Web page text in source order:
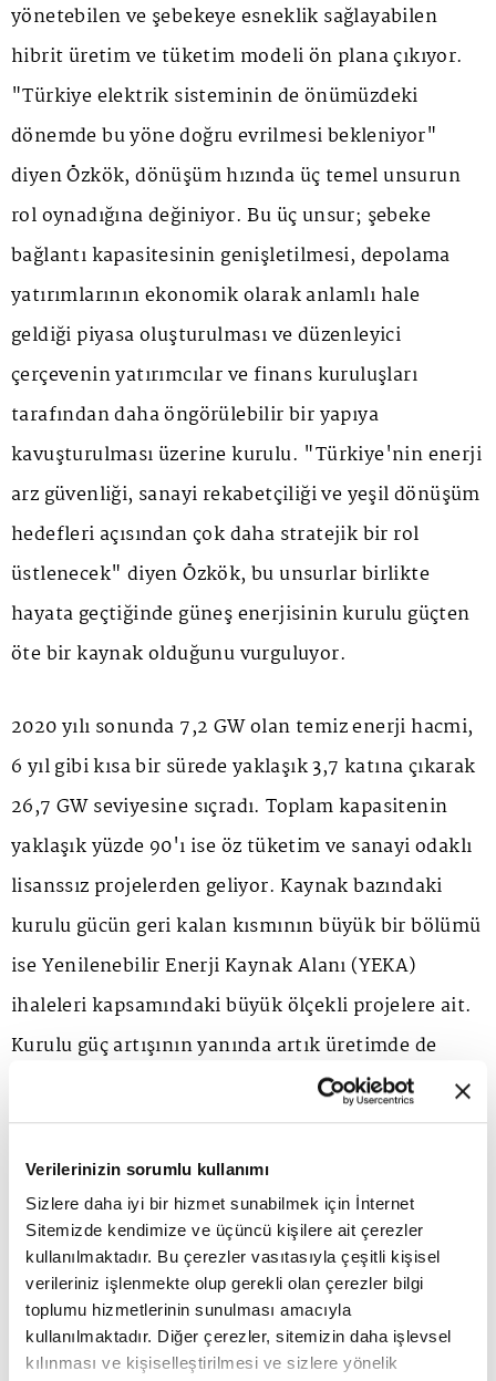
Verilerinizin sorumlu kullanımı
Sizlere daha iyi bir hizmet sunabilmek için İnternet
Sitemizde kendimize ve üçüncü kişilere ait çerezler
kullanılmaktadır. Bu çerezler vasıtasıyla çeşitli kişisel
verileriniz işlenmekte olup gerekli olan çerezler bilgi
toplumu hizmetlerinin sunulması amacıyla
kullanılmaktadır. Diğer çerezler, sitemizin daha işlevsel
kılınması ve kişiselleştirilmesi ve sizlere yönelik
yönetebilen ve şebekeye esneklik sağlayabilen
hibrit üretim ve tüketim modeli ön plana çıkıyor.
"Türkiye elektrik sisteminin de önümüzdeki
dönemde bu yöne doğru evrilmesi bekleniyor"
diyen Özkök, dönüşüm hızında üç temel unsurun
rol oynadığına değiniyor. Bu üç unsur; şebeke
bağlantı kapasitesinin genişletilmesi, depolama
yatırımlarının ekonomik olarak anlamlı hale
geldiği piyasa oluşturulması ve düzenleyici
çerçevenin yatırımcılar ve finans kuruluşları
tarafından daha öngörülebilir bir yapıya
kavuşturulması üzerine kurulu. "Türkiye'nin enerji
arz güvenliği, sanayi rekabetçiliği ve yeşil dönüşüm
hedefleri açısından çok daha stratejik bir rol
üstlenecek" diyen Özkök, bu unsurlar birlikte
hayata geçtiğinde güneş enerjisinin kurulu güçten
öte bir kaynak olduğunu vurguluyor.
2020 yılı sonunda 7,2 GW olan temiz enerji hacmi,
6 yıl gibi kısa bir sürede yaklaşık 3,7 katına çıkarak
26,7 GW seviyesine sıçradı. Toplam kapasitenin
yaklaşık yüzde 90'ı ise öz tüketim ve sanayi odaklı
lisanssız projelerden geliyor. Kaynak bazındaki
kurulu gücün geri kalan kısmının büyük bir bölümü
ise Yenilenebilir Enerji Kaynak Alanı (YEKA)
ihaleleri kapsamındaki büyük ölçekli projelere ait.
Kurulu güç artışının yanında artık üretimde de
güneş enerjisinin payı artıyor. EPDK'nın 2026
verilerine göre güneş enerjisinin elektrik
üretimindeki payı 2020 yılında yüzde 3,7 (11,2 TWh)
seviyesindeyken, 2025 yılı sonu itibarıyla yüzde
10,3'e (36,9 TWh) yükseldi.
Tabii Türkiye'nin yenilenebilir enerji hedefleri
doğrultusunda güneş ve rüzgar yatırımlarına hız
vermesi de bu büyümede önemli rol oynadı.